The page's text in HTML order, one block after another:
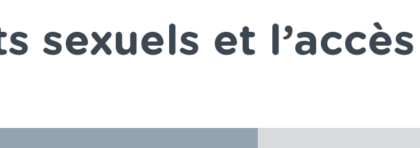
(French)
sexuels et